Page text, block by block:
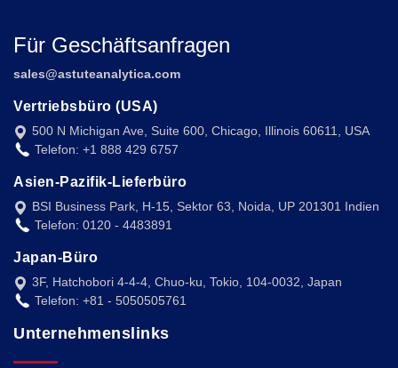
Für Geschäftsanfragen
sales@astuteanalytica.com
Vertriebsbüro (USA)
500 N Michigan Ave, Suite 600, Chicago, Illinois 60611, USA
Telefon: +1 888 429 6757
Asien-Pazifik-Lieferbüro
BSI Business Park, H-15, Sektor 63, Noida, UP 201301 Indien
Telefon: 0120 - 4483891
Japan-Büro
3F, Hatchobori 4-4-4, Chuo-ku, Tokio, 104-0032, Japan
Telefon: +81 - 5050505761
Unternehmenslinks